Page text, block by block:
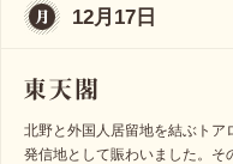
12月17日
北野と外国人居留地を結ぶトア
発信地として賑わいました。そ